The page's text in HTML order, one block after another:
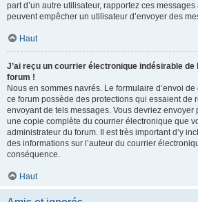
part d’un autre utilisateur, rapportez ces
peuvent empêcher un utilisateur d’envoyer des
Haut
J’ai reçu un courrier électronique indésirable de
forum !
Nous en sommes navrés. Le formulaire d’envoi
ce forum possède des protections qui essaient de
envoyant de tels messages. Vous devriez envoyer
une copie complète du courrier électronique que
administrateur du forum. Il est très important d’y
des informations sur l’auteur du courrier
conséquence.
Haut